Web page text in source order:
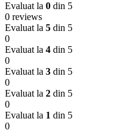
Evaluat la 0 din 5
0 reviews
Evaluat la 5 din 5
0
Evaluat la 4 din 5
0
Evaluat la 3 din 5
0
Evaluat la 2 din 5
0
Evaluat la 1 din 5
0